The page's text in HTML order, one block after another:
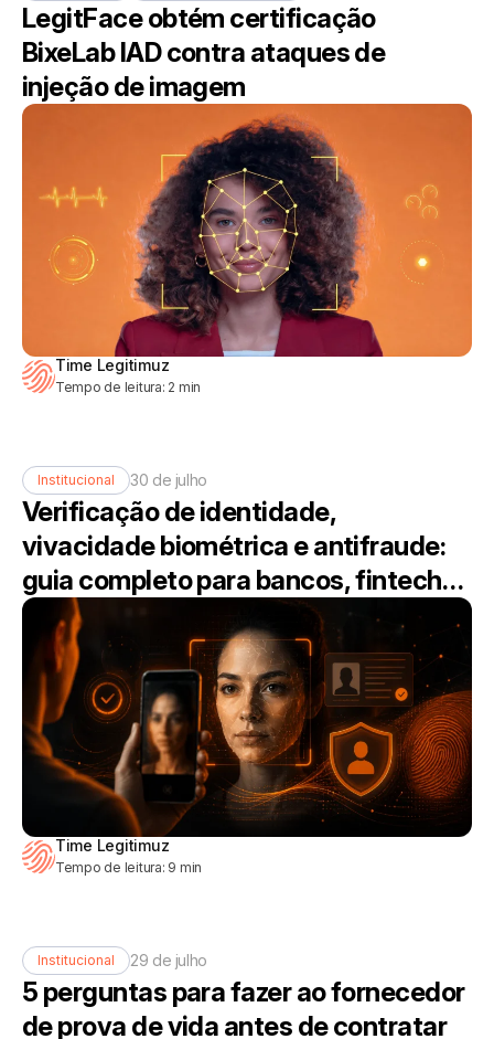
LegitFace obtém certificação
BixeLab IAD contra ataques de
injeção de imagem
Time Legitimuz
Tempo de leitura: 2 min
Institucional 30 de julho
Verificação de identidade,
vivacidade biométrica e antifraude:
guia completo para bancos, fintechs
e carteiras digitais
Time Legitimuz
Tempo de leitura: 9 min
Institucional 29 de julho
5 perguntas para fazer ao fornecedor
de prova de vida antes de contratar